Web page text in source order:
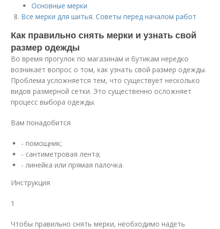
Основные мерки
Все мерки для шитья. Советы перед началом работ
Как правильно снять мерки и узнать свой
размер одежды
Во время прогулок по магазинам и бутикам нередко
возникает вопрос о том, как узнать свой размер одежды.
Проблема усложняется тем, что существует несколько
видов размерной сетки. Это существенно осложняет
процесс выбора одежды.
Вам понадобится
- помощник;
- сантиметровая лента;
- линейка или прямая палочка.
Инструкция
1
Чтобы правильно снять мерки, необходимо надеть